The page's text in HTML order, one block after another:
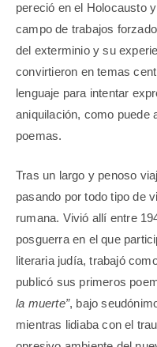
pereció en el Holocausto
campo de trabajos
del exterminio y su
convirtieron en temas
lenguaje para intentar
aniquilación, como puede
poemas.
Tras un largo y penoso
pasando por todo tipo de
rumana. Vivió allí entre
posguerra en el que
literaria judía, trabajó
publicó sus primeros
la muerte”, bajo
mientras lidiaba con el